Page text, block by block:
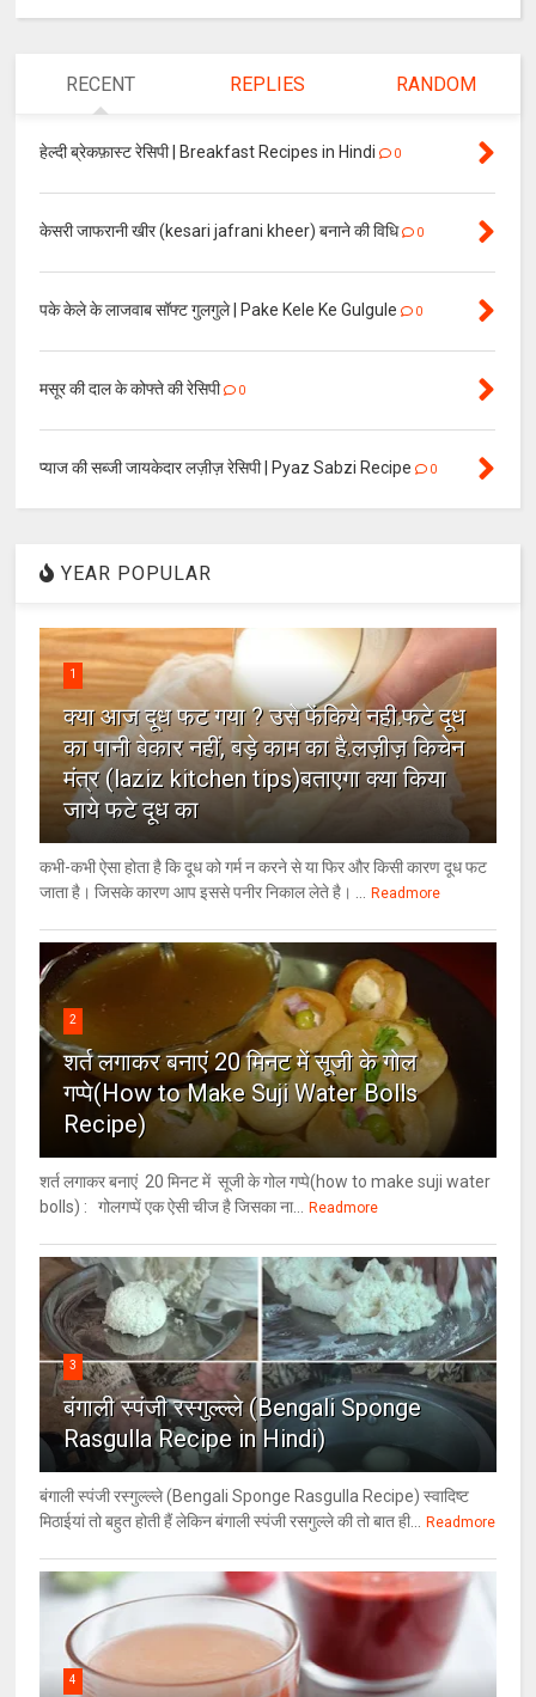
RECENT REPLIES RANDOM
हेल्दी ब्रेकफ़ास्ट रेसिपी | Breakfast Recipes in Hindi 0
केसरी जाफरानी खीर (kesari jafrani kheer) बनाने की विधि 0
पके केले के लाजवाब सॉफ्ट गुलगुले | Pake Kele Ke Gulgule 0
मसूर की दाल के कोफ्ते की रेसिपी 0
प्याज की सब्जी जायकेदार लज़ीज़ रेसिपी | Pyaz Sabzi Recipe 0
YEAR POPULAR
1
क्या आज दूध फट गया ? उसे फेंकिये नही.फटे दूध
का पानी बेकार नहीं, बड़े काम का है.लज़ीज़ किचेन
मंत्र (laziz kitchen tips)बताएगा क्या किया
जाये फटे दूध का
कभी-कभी ऐसा होता है कि दूध को गर्म न करने से या फिर और किसी कारण दूध फट
जाता है। जिसके कारण आप इससे पनीर निकाल लेते है। ... Readmore
2
शर्त लगाकर बनाएं 20 मिनट में सूजी के गोल
गप्पे(How to Make Suji Water Bolls
Recipe)
शर्त लगाकर बनाएं 20 मिनट में सूजी के गोल गप्पे(how to make suji water
bolls) : गोलगप्पें एक ऐसी चीज है जिसका ना... Readmore
3
बंगाली स्पंजी रस्गुल्ल्ले (Bengali Sponge
Rasgulla Recipe in Hindi)
बंगाली स्पंजी रस्गुल्ल्ले (Bengali Sponge Rasgulla Recipe) स्वादिष्ट
मिठाईयां तो बहुत होती हैं लेकिन बंगाली स्पंजी रसगुल्ले की तो बात ही... Readmore
4